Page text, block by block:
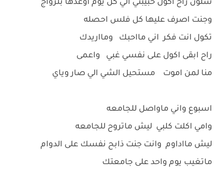
شلون راح اكول حبيبتي الي كل يوم اوعدها بلزواج
وجنت اصرف عليها كل فلس احصله
تكول انت فكر اني مااحبك ومااريدك
راح ابقى اكول على نفسي غبي واعمى
منا لمن اموت مستحيل الشي الي صار وياي
اسبوع واني ماواصل للجامعه
وامي اكلت كلبي ليش ماتروح للجامعه
ليش مااداوم وانت جنت ذابح نفسك على الدوام
ماتغيب يوم واحد على جامعتك